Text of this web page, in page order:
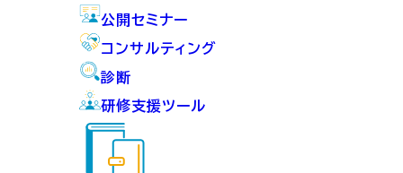
公開セミナー
コンサルティング
診断
研修支援ツール